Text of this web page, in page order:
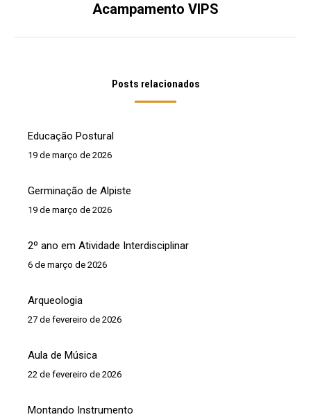
Próximo
Acampamento VIPS
Posts relacionados
Educação Postural
19 de março de 2026
Germinação de Alpiste
19 de março de 2026
2º ano em Atividade Interdisciplinar
6 de março de 2026
Arqueologia
27 de fevereiro de 2026
Aula de Música
22 de fevereiro de 2026
Montando Instrumento